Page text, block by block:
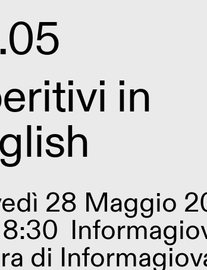
in
28 Maggio
di